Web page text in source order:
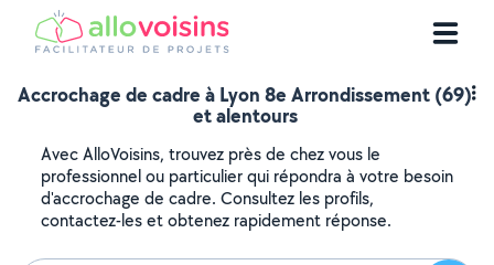
Accrochage de cadre à Lyon 8e Arrondissement (69)
et alentours
Avec AlloVoisins, trouvez près de chez vous le
professionnel ou particulier qui répondra à votre besoin
d'accrochage de cadre. Consultez les profils,
contactez-les et obtenez rapidement réponse.